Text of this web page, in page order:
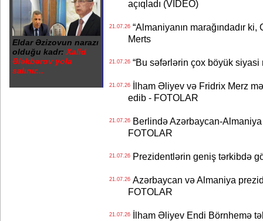
Eldar Əzizovun narazı
olduğu kadr: Xalid
Ələkbərov yola
salınır...
açıqladı (VİDEO)
21.07.26“Almaniyanın marağındadır
Merts
21.07.26“Bu səfərlərin çox böyük siyasi
21.07.26İlham Əliyev və Fridrix Merz
edib - FOTOLAR
21.07.26Berlində Azərbaycan-Almaniya
FOTOLAR
21.07.26Prezidentlərin geniş tərkibdə
21.07.26Azərbaycan və Almaniya
FOTOLAR
21.07.26İlham Əliyev Endi Börnhemə